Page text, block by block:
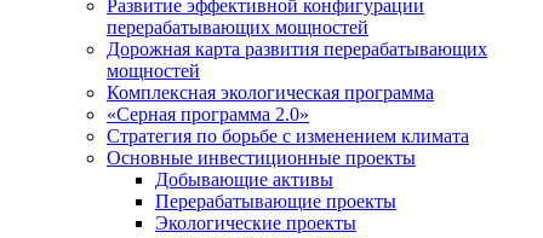
Развитие эффективной конфигурации
перерабатывающих мощностей
Дорожная карта развития перерабатывающих
мощностей
Комплексная экологическая программа
«Серная программа 2.0»
Стратегия по борьбе с изменением климата
Основные инвестиционные проекты
Добывающие активы
Перерабатывающие проекты
Экологические проекты